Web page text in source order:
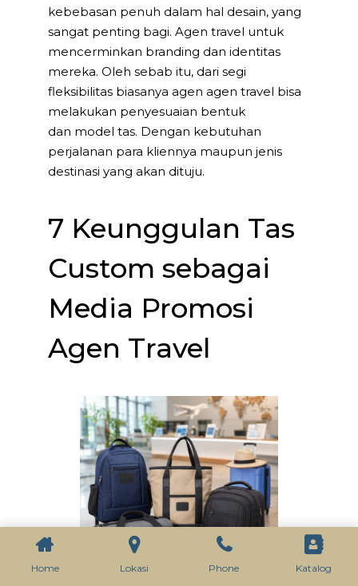
kebebasan penuh dalam hal desain, yang
sangat penting bagi. Agen travel untuk
mencerminkan branding dan identitas
mereka. Oleh sebab itu, dari segi
fleksibilitas biasanya agen agen travel bisa
melakukan penyesuaian bentuk
dan model tas. Dengan kebutuhan
perjalanan para kliennya maupun jenis
destinasi yang akan dituju.
7 Keunggulan Tas
Custom sebagai
Media Promosi
Agen Travel
Home Lokasi Phone Katalog